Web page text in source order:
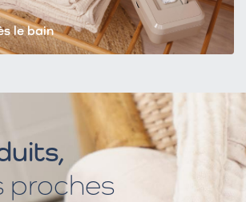
le bain
proches